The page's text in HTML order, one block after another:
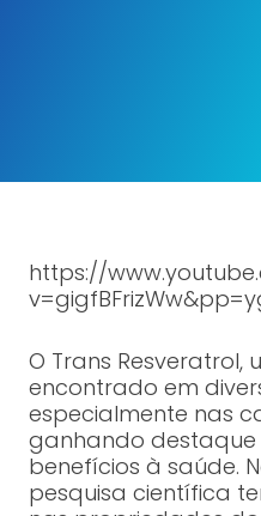
https://
O Trans
encontrado em
especialmente nas
ganhando destaque
benefícios à saúde.
pesquisa científica